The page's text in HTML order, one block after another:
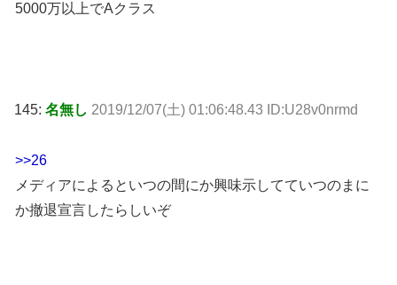
5000万以上でAクラス
145: 名無し 2019/12/07(土) 01:06:48.43 ID:U28v0nrmd
>>26
メディアによるといつの間にか興味示してていつのまに
か撤退宣言したらしいぞ